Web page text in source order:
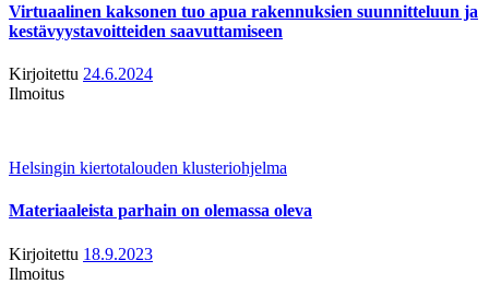
Virtuaalinen kaksonen tuo apua rakennuksien suunnitteluun ja
kestävyystavoitteiden saavuttamiseen
Kirjoitettu 24.6.2024
Ilmoitus
Helsingin kiertotalouden klusteriohjelma
Materiaaleista parhain on olemassa oleva
Kirjoitettu 18.9.2023
Ilmoitus